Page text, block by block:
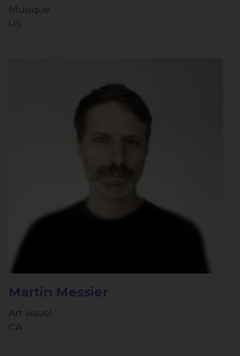
Musique
US
Martin Messier
Art visuel
CA